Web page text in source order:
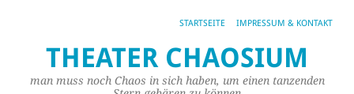
STARTSEITE IMPRESSUM & KONTAKT
THEATER CHAOSIUM
man muss noch Chaos in sich haben, um einen tanzenden